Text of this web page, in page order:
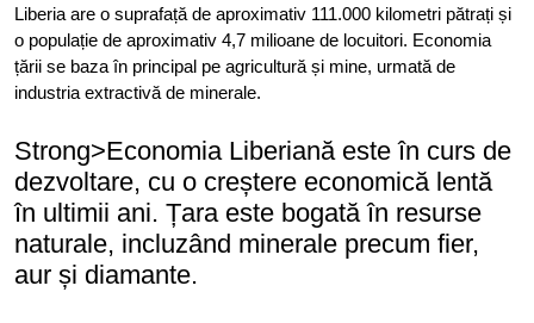
Liberia are o suprafață de aproximativ 111.000 kilometri pătrați și
o populație de aproximativ 4,7 milioane de locuitori. Economia
țării se baza în principal pe agricultură și mine, urmată de
industria extractivă de minerale.
Strong>Economia Liberiană este în curs de
dezvoltare, cu o creștere economică lentă
în ultimii ani. Țara este bogată în resurse
naturale, incluzând minerale precum fier,
aur și diamante.